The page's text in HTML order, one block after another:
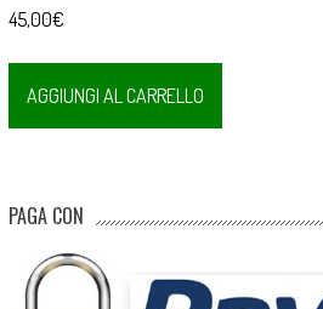
45,00€
AGGIUNGI AL CARRELLO
PAGA CON